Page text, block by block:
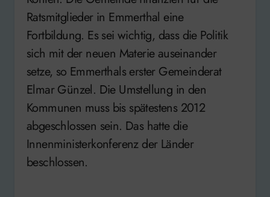
Ratsmitglieder in Emmerthal eine
Fortbildung. Es sei wichtig, dass die Politik
sich mit der neuen Materie auseinander
setze, so Emmerthals erster Gemeinderat
Elmar Günzel. Die Umstellung in den
Kommunen muss bis spätestens 2012
abgeschlossen sein. Das hatte die
Innenministerkonferenz der Länder
beschlossen.